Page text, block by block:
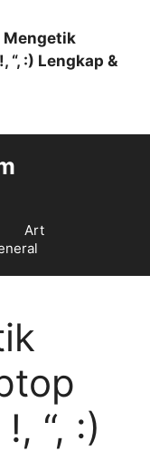
Mengetik
“, :) Lengkap &
Art
“, :)